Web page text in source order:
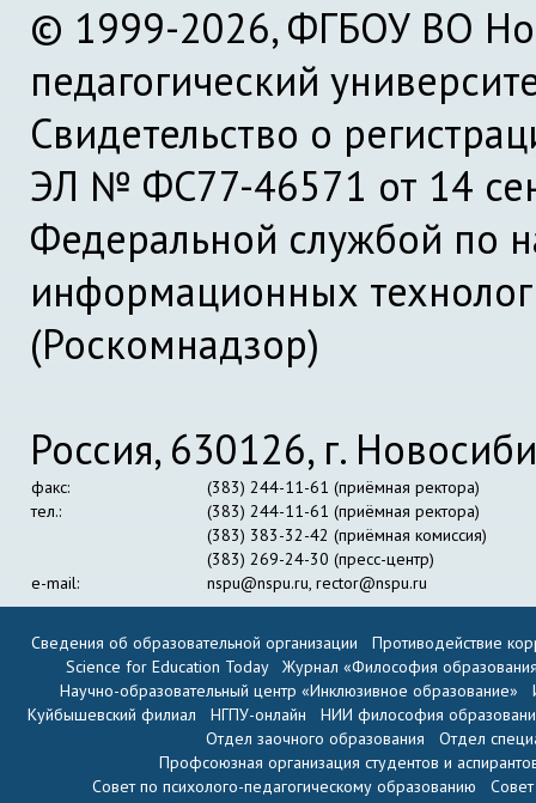
© 1999-2026, ФГБОУ ВО
педагогический
Свидетельство о
ЭЛ № ФС77-46571 от 14
Федеральной службой по
информационных
(Роскомнадзор)
Россия, 630126, г.
факс:
(383) 244-11-61 (приёмная ректора)
тел.:
(383) 244-11-61 (приёмная ректора)
(383) 383-32-42 (приёмная комиссия)
(383) 269-24-30 (пресс-центр)
e-mail:
nspu@nspu.ru, rector@nspu.ru
Сведения об образовательной организации
Противодействие
Science for Education Today
Журнал «Философия
Научно-образовательный центр «Инклюзивное образование»
Куйбышевский филиал
НГПУ-онлайн
НИИ философия
Отдел заочного образования
Отдел
Профсоюзная организация студентов и
Совет по психолого-педагогическому образованию